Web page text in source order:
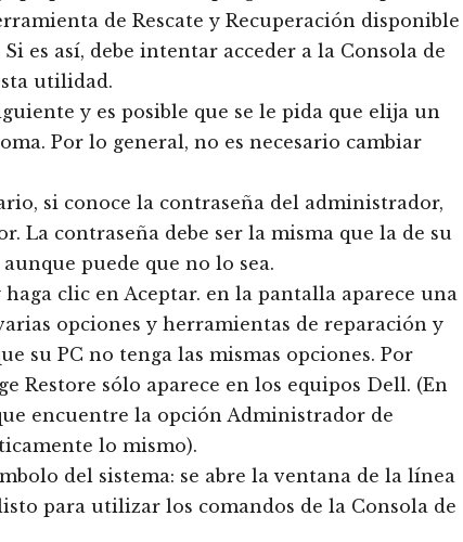
de Rescate y Recuperación disponible
es así, debe intentar acceder a la Consola de
utilidad.
y es posible que se le pida que elija un
Por lo general, no es necesario cambiar
si conoce la contraseña del administrador,
La contraseña debe ser la misma que la de su
puede que no lo sea.
haga clic en Aceptar. en la pantalla aparece una
opciones y herramientas de reparación y
su PC no tenga las mismas opciones. Por
Restore sólo aparece en los equipos Dell. (En
encuentre la opción Administrador de
lo mismo).
del sistema: se abre la ventana de la línea
para utilizar los comandos de la Consola de